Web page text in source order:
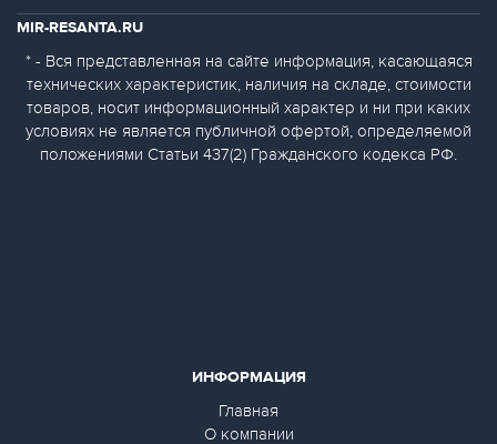
ИНФОРМАЦИЯ
Главная
О компании
MIR-RESANTA.RU
* - Вся представленная на сайте информация, касающаяся
технических характеристик, наличия на складе, стоимости
товаров, носит информационный характер и ни при каких
условиях не является публичной офертой, определяемой
положениями Статьи 437(2) Гражданского кодекса РФ.